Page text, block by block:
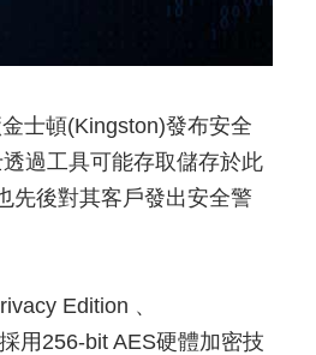
士頓(Kingston)發布安全
過工具可能存取儲存於此
先後對其客戶發出安全警
Edition 、
用256-bit AES硬體加密技